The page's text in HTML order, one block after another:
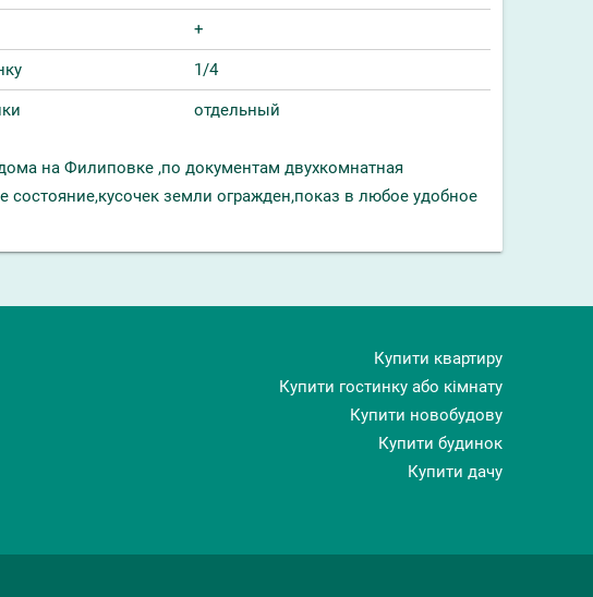
+
1/4
отдельный
на Филиповке ,по документам двухкомнатная
состояние,кусочек земли огражден,показ в любое удобное
Купити квартиру
Купити гостинку або кімнату
Купити новобудову
Купити будинок
Купити дачу